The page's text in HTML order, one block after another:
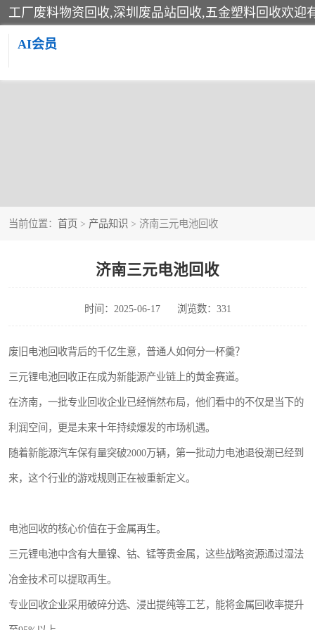
AI会员
当前位置： 首页 > 产品知识 > 济南三元电池回收
济南三元电池回收
时间：2025-06-17 浏览数：331
废旧电池回收背后的千亿生意，普通人如何分一杯羹？
三元锂电池回收正在成为新能源产业链上的黄金赛道。
在济南，一批专业回收企业已经悄然布局，他们看中的不仅是当下的
利润空间，更是未来十年持续爆发的市场机遇。
随着新能源汽车保有量突破2000万辆，第一批动力电池退役潮已经到
来，这个行业的游戏规则正在被重新定义。
电池回收的核心价值在于金属再生。
三元锂电池中含有大量镍、钴、锰等贵金属，这些战略资源通过湿法
冶金技术可以提取再生。
专业回收企业采用破碎分选、浸出提纯等工艺，能将金属回收率提升